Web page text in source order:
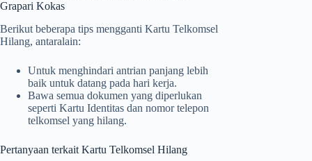
Grapari Kokas
Berikut beberapa tips mengganti Kartu Telkomsel
Hilang, antaralain:
Untuk menghindari antrian panjang lebih
baik untuk datang pada hari kerja.
Bawa semua dokumen yang diperlukan
seperti Kartu Identitas dan nomor telepon
telkomsel yang hilang.
Pertanyaan terkait Kartu Telkomsel Hilang